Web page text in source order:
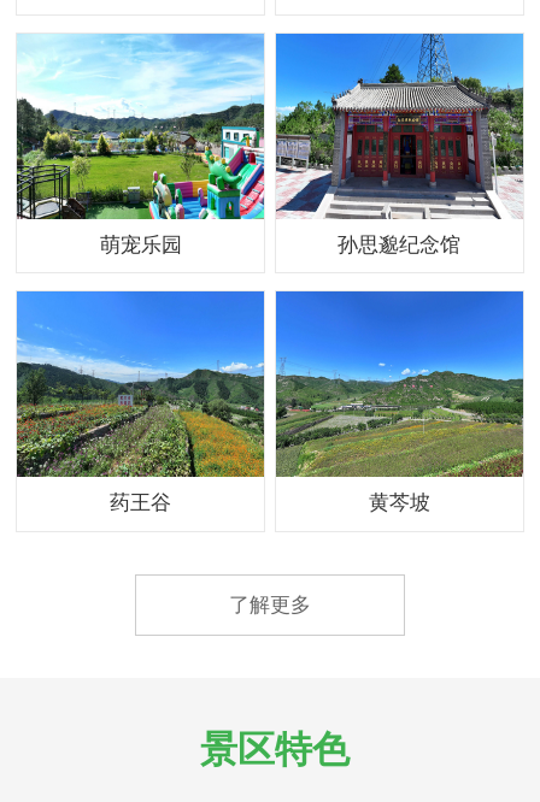
萌宠乐园 孙思邈纪念馆
药王谷 黄芩坡
了解更多
景区特色